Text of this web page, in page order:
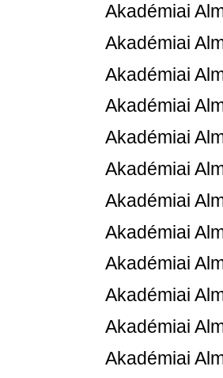
Akadémiai
Akadémiai
Akadémiai
Akadémiai
Akadémiai
Akadémiai
Akadémiai
Akadémiai
Akadémiai
Akadémiai
Akadémiai
Akadémiai